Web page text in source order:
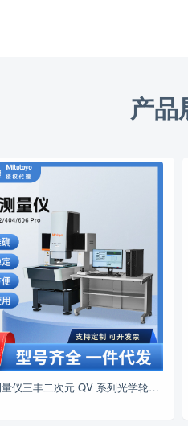
产品
手动影像测量仪三丰二次元 QV 系列光学轮廓检测仪精密测量仪